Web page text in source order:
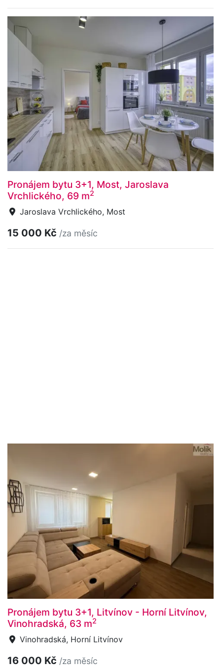
Pronájem bytu 3+1, Most, Jaroslava
Vrchlického, 69 m2
Jaroslava Vrchlického, Most
15 000 Kč /za měsíc
Pronájem bytu 3+1, Litvínov - Horní Litvínov,
Vinohradská, 63 m2
Vinohradská, Horní Litvínov
16 000 Kč /za měsíc